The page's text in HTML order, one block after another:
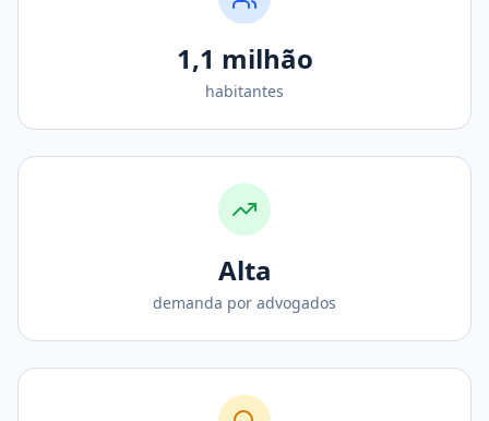
1,1 milhão
habitantes
Alta
demanda por advogados